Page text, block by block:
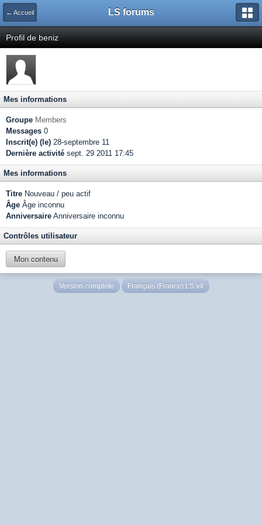
← Accueil LS forums
Profil de beniz
Mes informations
Groupe Members
Messages 0
Inscrit(e) (le) 28-septembre 11
Dernière activité sept. 29 2011 17:45
Mes informations
Titre Nouveau / peu actif
Âge Âge inconnu
Anniversaire Anniversaire inconnu
Contrôles utilisateur
Mon contenu
Version complète Français (France) LS v4